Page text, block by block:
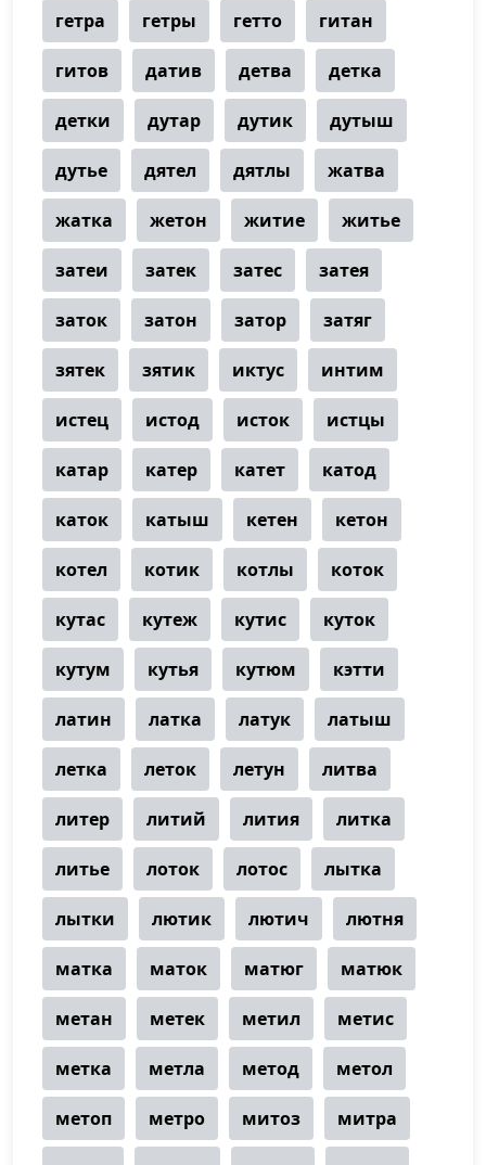
гетра гетры гетто гитан
гитов датив детва детка
детки дутар дутик дутыш
дутье дятел дятлы жатва
жатка жетон житие житье
затеи затек затес затея
заток затон затор затяг
зятек зятик иктус интим
истец истод исток истцы
катар катер катет катод
каток катыш кетен кетон
котел котик котлы коток
кутас кутеж кутис куток
кутум кутья кутюм кэтти
латин латка латук латыш
летка леток летун литва
литер литий лития литка
литье лоток лотос лытка
лытки лютик лютич лютня
матка маток матюг матюк
метан метек метил метис
метка метла метод метол
метоп метро митоз митра